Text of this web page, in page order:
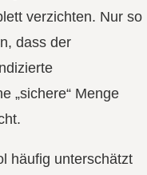
verzichten. Nur so
dass der
„sichere“ Menge
häufig unterschätzt